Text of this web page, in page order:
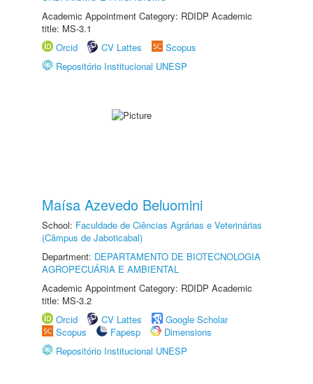
Academic Appointment Category: RDIDP Academic
title: MS-3.1
Orcid
CV Lattes
Scopus
Repositório Institucional UNESP
Maísa Azevedo Beluomini
School: Faculdade de Ciências Agrárias e Veterinárias
(Câmpus de Jaboticabal)
Department: DEPARTAMENTO DE BIOTECNOLOGIA
AGROPECUÁRIA E AMBIENTAL
Academic Appointment Category: RDIDP Academic
title: MS-3.2
Orcid
CV Lattes
Google Scholar
Scopus
Fapesp
Dimensions
Repositório Institucional UNESP